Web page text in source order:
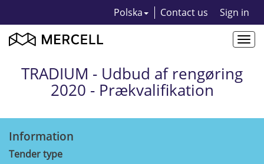
Polska Contact us Sign in
TRADIUM - Udbud af rengøring
2020 - Prækvalifikation
Information
Tender type